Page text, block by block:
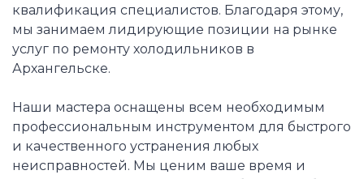
квалификация специалистов. Благодаря этому,
мы занимаем лидирующие позиции на рынке
услуг по ремонту холодильников в
Архангельске.
Наши мастера оснащены всем необходимым
профессиональным инструментом для быстрого
и качественного устранения любых
неисправностей. Мы ценим ваше время и